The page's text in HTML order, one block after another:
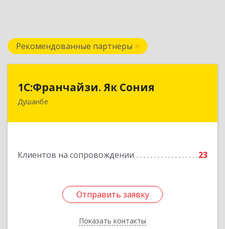
Рекомендованные партнеры
1С:Франчайзи. Як Сония
Душанбе
Клиентов на сопровождении 23
Отправить заявку
Показать контакты
1С:Франчайзи. Як Сония
Республика Таджикистан, 734013, г. Душанбе,
Отправить заявку
Назад